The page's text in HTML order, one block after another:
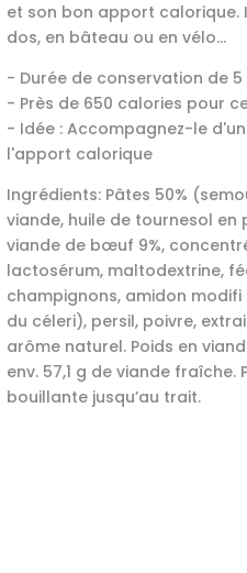
et son bon apport calorique.
dos, en bâteau ou en vélo...
- Durée de conservation de
- Près de 650 calories pour
- Idée : Accompagnez-le
l'apport calorique
Ingrédients: Pâtes 50%
viande, huile de tournesol en
viande de bœuf 9%,
lactosérum, maltodextrine,
champignons, amidon
du céleri), persil, poivre,
arôme naturel. Poids en
env. 57,1 g de viande fraîche.
bouillante jusqu’au trait.